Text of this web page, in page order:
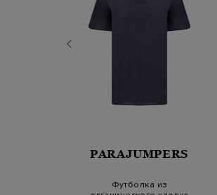
PARAJUMPERS
Футболка из